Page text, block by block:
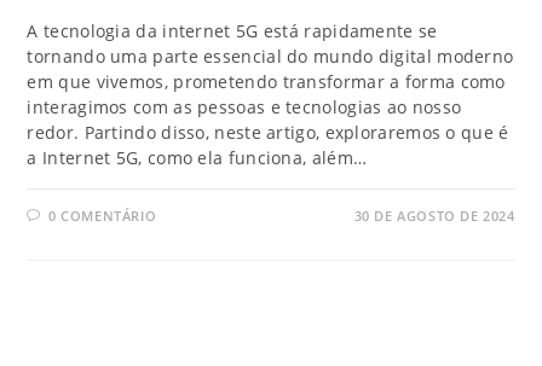
A tecnologia da internet 5G está rapidamente se
tornando uma parte essencial do mundo digital moderno
em que vivemos, prometendo transformar a forma como
interagimos com as pessoas e tecnologias ao nosso
redor. Partindo disso, neste artigo, exploraremos o que é
a Internet 5G, como ela funciona, além…
0 COMENTÁRIO 30 DE AGOSTO DE 2024